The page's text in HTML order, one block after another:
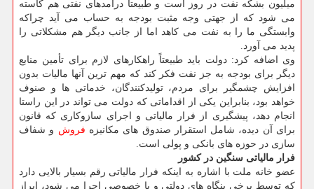
میلیون بشكه نفت در روز است و طبیعتاً درآمدهای نفتی هم كاسته
می شود كه از جهتی وجه مثبت بودجه به حساب می آید چراكه
وابستگی ما را به نفت می كاهد اما از جانب دیگر هم مشكلاتی را
پدید می آورد.
وی اضافه كرد: دولت باید طبیعتاً راهكارهای لازم برای تأمین منابع
دیگر برای بودجه به جز نفت فكر كند كه مهم ترین آنها مالیات بدون
افزایش چشمگیر برای مردم، تولیدكنندگان، خدماتی ها و صنوف
خواهد بود، بنابراین یكی از اقداماتی كه دولت می تواند در این راستا
انجام دهد، پیشگیری از فرار مالیاتی و اجرای سازوكاری كه قانون
برای آن دیده، شامل استقرار صندوق های مكانیزه فروش و شفاف
سازی در حوزه های بانكی و پولی است.
فرار مالیاتی سنگین در كشور
عضو خانه ملت با اشاره به اینكه فرار مالیاتی رقم بسیار بالایی دارد
كه توسط برخی بنگاه های دولتی و یا خصوصی اجرا می شود، ابراز